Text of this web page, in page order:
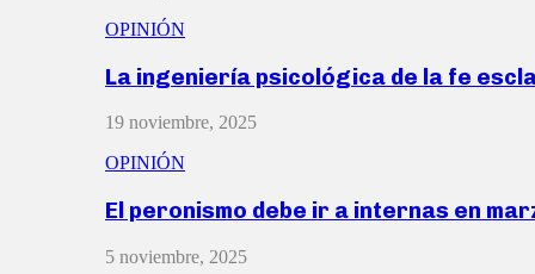
OPINIÓN
La ingeniería psicológica de la fe
19 noviembre, 2025
OPINIÓN
El peronismo debe ir a internas en
5 noviembre, 2025